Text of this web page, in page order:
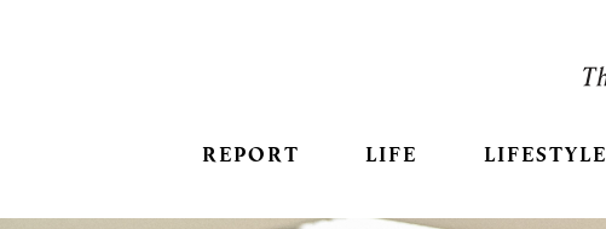
REPORT LIFE LIFESTYLE